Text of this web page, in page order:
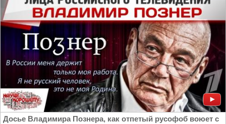
Досье Владимира Познера, как отпетый русофоб воюет с